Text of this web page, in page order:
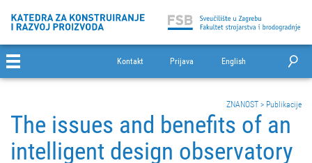
Kontakt Prijava English
ZNANOST > Publikacije
The issues and benefits of an
intelligent design observatory